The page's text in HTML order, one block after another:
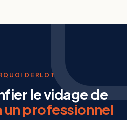
DERLOT
le vidage de
un professionnel